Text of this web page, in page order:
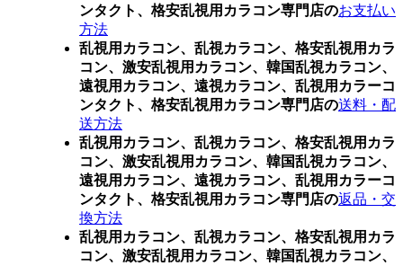
ンタクト、格安乱視用カラコン専門店のお支払い
方法
乱視用カラコン、乱視カラコン、格安乱視用カラ
コン、激安乱視用カラコン、韓国乱視カラコン、
遠視用カラコン、遠視カラコン、乱視用カラーコ
ンタクト、格安乱視用カラコン専門店の送料・配
送方法
乱視用カラコン、乱視カラコン、格安乱視用カラ
コン、激安乱視用カラコン、韓国乱視カラコン、
遠視用カラコン、遠視カラコン、乱視用カラーコ
ンタクト、格安乱視用カラコン専門店の返品・交
換方法
乱視用カラコン、乱視カラコン、格安乱視用カラ
コン、激安乱視用カラコン、韓国乱視カラコン、